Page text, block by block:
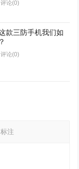
评论(0)
款三防手机我们如
评论(0)
标注